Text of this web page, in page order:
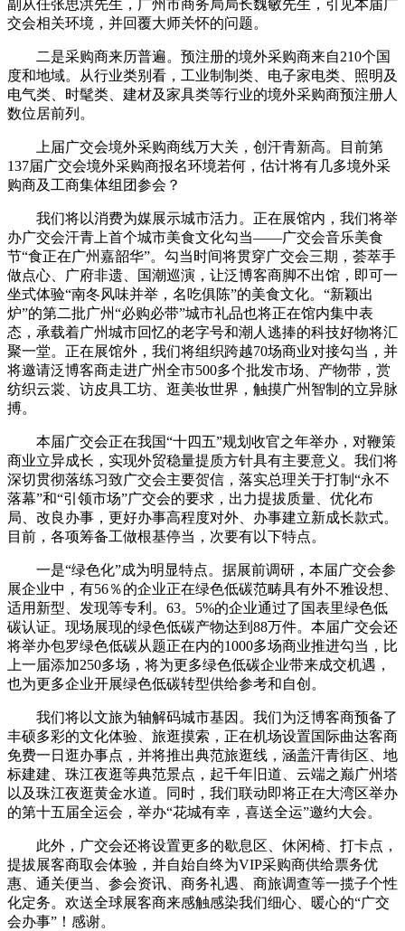
副从任张思洪先生，广州市商务局局长魏敏先生，引见本届广
交会相关环境，并回覆大师关怀的问题。
二是采购商来历普遍。预注册的境外采购商来自210个国
度和地域。从行业类别看，工业制制类、电子家电类、照明及
电气类、时髦类、建材及家具类等行业的境外采购商预注册人
数位居前列。
上届广交会境外采购商线万大关，创汗青新高。目前第
137届广交会境外采购商报名环境若何，估计将有几多境外采
购商及工商集体组团参会？
我们将以消费为媒展示城市活力。正在展馆内，我们将举
办广交会汗青上首个城市美食文化勾当——广交会音乐美食
节“食正在广州嘉韶华”。勾当时间将贯穿广交会三期，荟萃手
做点心、广府非遗、国潮巡演，让泛博客商脚不出馆，即可一
坐式体验“南冬风味并举，名吃俱陈”的美食文化。“新颖出
炉”的第二批广州“必购必带”城市礼品也将正在馆内集中表
态，承载着广州城市回忆的老字号和潮人逃捧的科技好物将汇
聚一堂。正在展馆外，我们将组织跨越70场商业对接勾当，并
将邀请泛博客商走进广州全市500多个批发市场、产物带，赏
纺织云裳、访皮具工坊、逛美妆世界，触摸广州智制的立异脉
搏。
本届广交会正在我国“十四五”规划收官之年举办，对鞭策
商业立异成长，实现外贸稳量提质方针具有主要意义。我们将
深切贯彻落练习致广交会主要贺信，落实总理关于打制“永不
落幕”和“引领市场”广交会的要求，出力提拔质量、优化布
局、改良办事，更好办事高程度对外、办事建立新成长款式。
目前，各项筹备工做根基停当，次要有以下特点。
一是“绿色化”成为明显特点。据展前调研，本届广交会参
展企业中，有56％的企业正在绿色低碳范畴具有外不雅设想、
适用新型、发现等专利。63。5%的企业通过了国表里绿色低
碳认证。现场展现的绿色低碳产物达到88万件。本届广交会还
将举办包罗绿色低碳从题正在内的1000多场商业推进勾当，比
上一届添加250多场，将为更多绿色低碳企业带来成交机遇，
也为更多企业开展绿色低碳转型供给参考和自创。
我们将以文旅为轴解码城市基因。我们为泛博客商预备了
丰硕多彩的文化体验、旅逛摸索，正在机场设置国际曲达客商
免费一日逛办事点，并将推出典范旅逛线，涵盖汗青街区、地
标建建、珠江夜逛等典范景点，起千年旧道、云端之巅广州塔
以及珠江夜逛黄金水道。同时，我们联动即将正在大湾区举办
的第十五届全运会，举办“花城有幸，喜送全运”邀约大会。
此外，广交会还将设置更多的歇息区、休闲椅、打卡点，
提拔展客商取会体验，并自始自终为VIP采购商供给票务优
惠、通关便当、参会资讯、商务礼遇、商旅调查等一揽子个性
化定务。欢送全球展客商来感触感染我们细心、暖心的“广交
会办事”！感谢。